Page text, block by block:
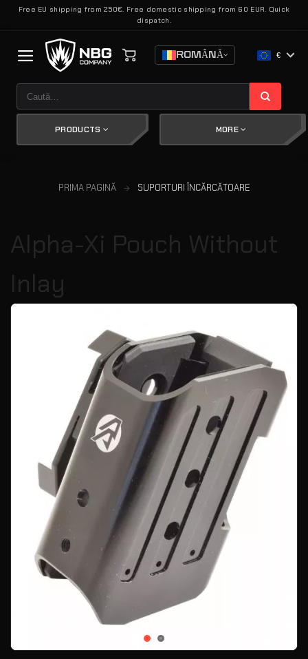
SkipFree EU shipping from 250€. Free domestic shipping from 60 EUR. Quick
dispatch.
ROMÂNĂ €
după:
PRODUCTS MORE
PRIMA PAGINĂ SUPORTURI ÎNCĂRCĂTOARE
Alpha-Xi Pouch Without
Inlay